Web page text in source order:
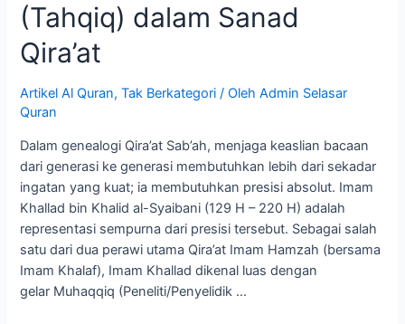
(Tahqiq) dalam Sanad
Qira’at
Artikel Al Quran,Tak Berkategori / OlehAdmin Selasar
Quran
Dalam genealogi Qira’at Sab’ah, menjaga keaslian bacaan
dari generasi ke generasi membutuhkan lebih dari sekadar
ingatan yang kuat; ia membutuhkan presisi absolut. Imam
Khallad bin Khalid al-Syaibani (129 H – 220 H) adalah
representasi sempurna dari presisi tersebut. Sebagai salah
satu dari dua perawi utama Qira’at Imam Hamzah (bersama
Imam Khalaf), Imam Khallad dikenal luas dengan
gelar Muhaqqiq (Peneliti/Penyelidik …